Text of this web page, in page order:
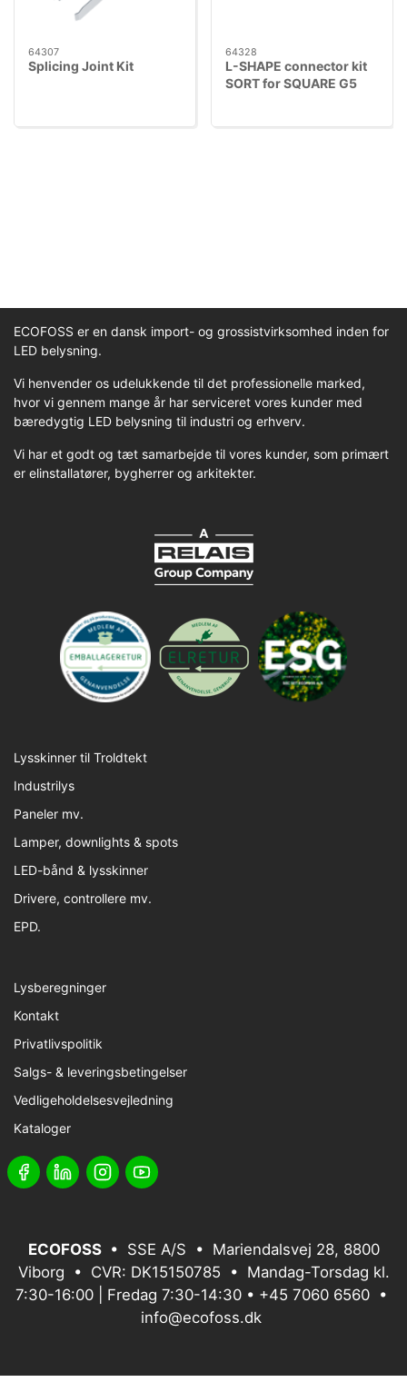
64307
Splicing Joint Kit
64328
L-SHAPE connector kit
SORT for SQUARE G5
ECOFOSS er en dansk import- og grossistvirksomhed inden for
LED belysning.
Vi henvender os udelukkende til det professionelle marked,
hvor vi gennem mange år har serviceret vores kunder med
bæredygtig LED belysning til industri og erhverv.
Vi har et godt og tæt samarbejde til vores kunder, som primært
er elinstallatører, bygherrer og arkitekter.
Lysskinner til Troldtekt
Industrilys
Paneler mv.
Lamper, downlights & spots
LED-bånd & lysskinner
Drivere, controllere mv.
EPD.
Lysberegninger
Kontakt
Privatlivspolitik
Salgs- & leveringsbetingelser
Vedligeholdelsesvejledning
Kataloger
ECOFOSS • SSE A/S • Mariendalsvej 28, 8800
Viborg • CVR: DK15150785 • Mandag-Torsdag kl.
7:30-16:00 | Fredag 7:30-14:30 • +45 7060 6560 •
info@ecofoss.dk